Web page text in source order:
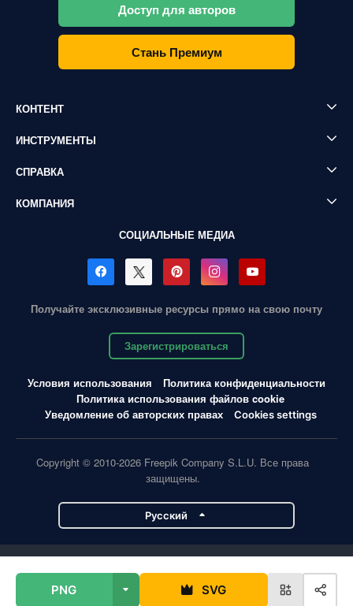
PNG SVG
Доступ для авторов
Стань Премиум
КОНТЕНТ
ИНСТРУМЕНТЫ
СПРАВКА
КОМПАНИЯ
СОЦИАЛЬНЫЕ МЕДИА
Получайте эксклюзивные ресурсы прямо на свою почту
Зарегистрироваться
Условия использования
Политика конфиденциальности
Политика использования файлов cookie
Уведомление об авторских правах
Cookies settings
Copyright © 2010-2026 Freepik Company S.L.U. Все права
защищены.
Pусский
Flaticon Slidesgo